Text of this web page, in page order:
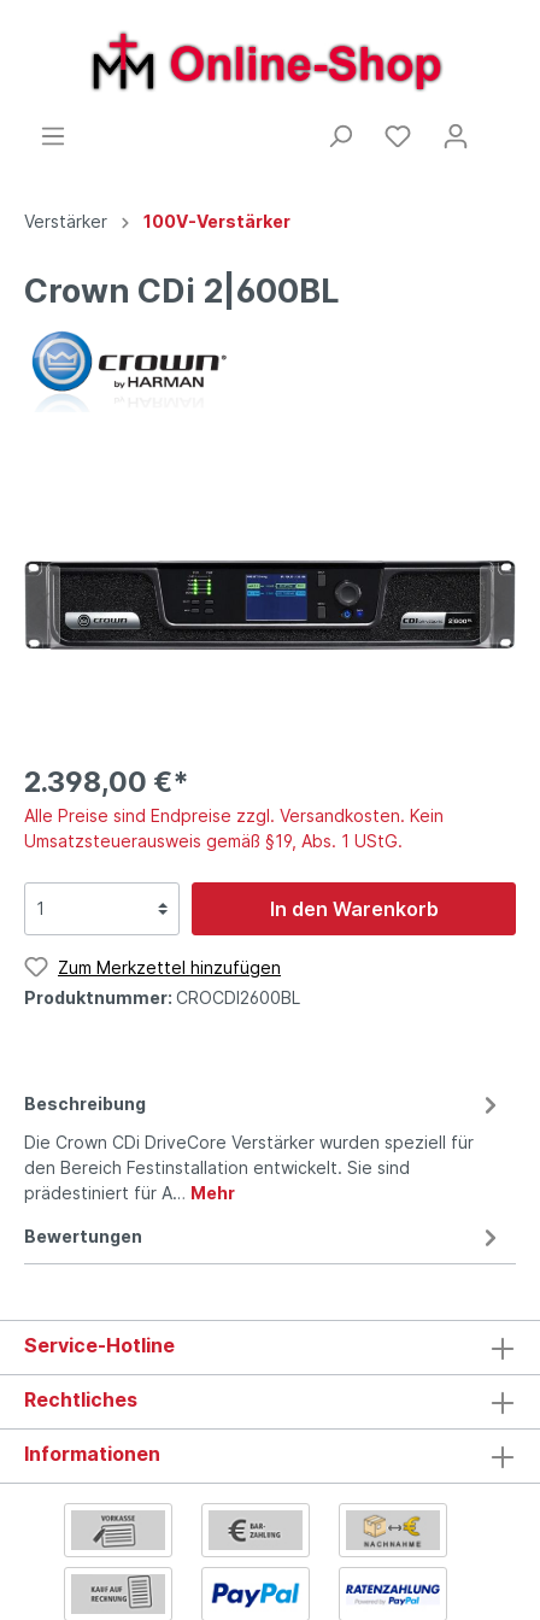
Verstärker 100V-Verstärker
Crown CDi 2|600BL
2.398,00 €*
Alle Preise sind Endpreise zzgl. Versandkosten. Kein
Umsatzsteuerausweis gemäß §19, Abs. 1 UStG.
In den Warenkorb
Zum Merkzettel hinzufügen
Produktnummer: CROCDI2600BL
Beschreibung
Die Crown CDi DriveCore Verstärker wurden speziell für
den Bereich Festinstallation entwickelt. Sie sind
prädestiniert für A… Mehr
Bewertungen
Service-Hotline
Rechtliches
Informationen